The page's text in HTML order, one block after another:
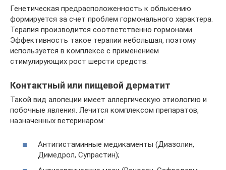
Генетическая предрасположенность к облысению
формируется за счет проблем гормонального характера.
Терапия производится соответственно гормонами.
Эффективность такое терапии небольшая, поэтому
используется в комплексе с применением
стимулирующих рост шерсти средств.
Контактный или пищевой дерматит
Такой вид алопеции имеет аллергическую этиологию и
побочные явления. Лечится комплексом препаратов,
назначенных ветеринаром:
Антигистаминные медикаменты (Диазолин,
Димедрол, Супрастин);